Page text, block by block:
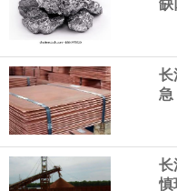
成技术、高紧凑度
心技术等多项已商
用人形机器人、四
美国总统特朗普6
缺
长
急
长
慎